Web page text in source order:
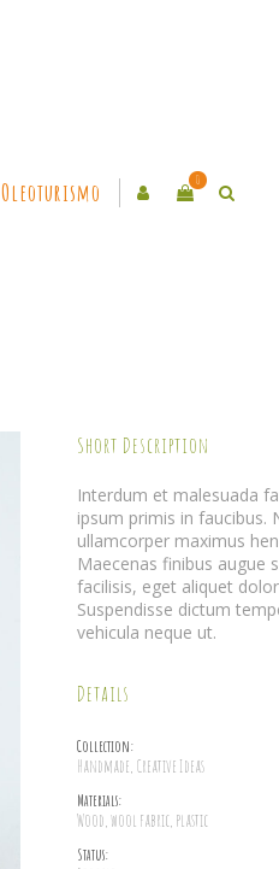
0
Oleoturismo
Short Description
Interdum et malesuada
ipsum primis in faucibus.
ullamcorper maximus
Maecenas finibus augue
facilisis, eget aliquet
Suspendisse dictum
vehicula neque ut.
Details
Collection:
Handmade, Creative Ideas
Materials:
Wood, wool fabric, plastic
Status: